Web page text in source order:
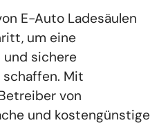
E-Auto Ladesäulen
um eine
sichere
Mit
von
und kostengünstige